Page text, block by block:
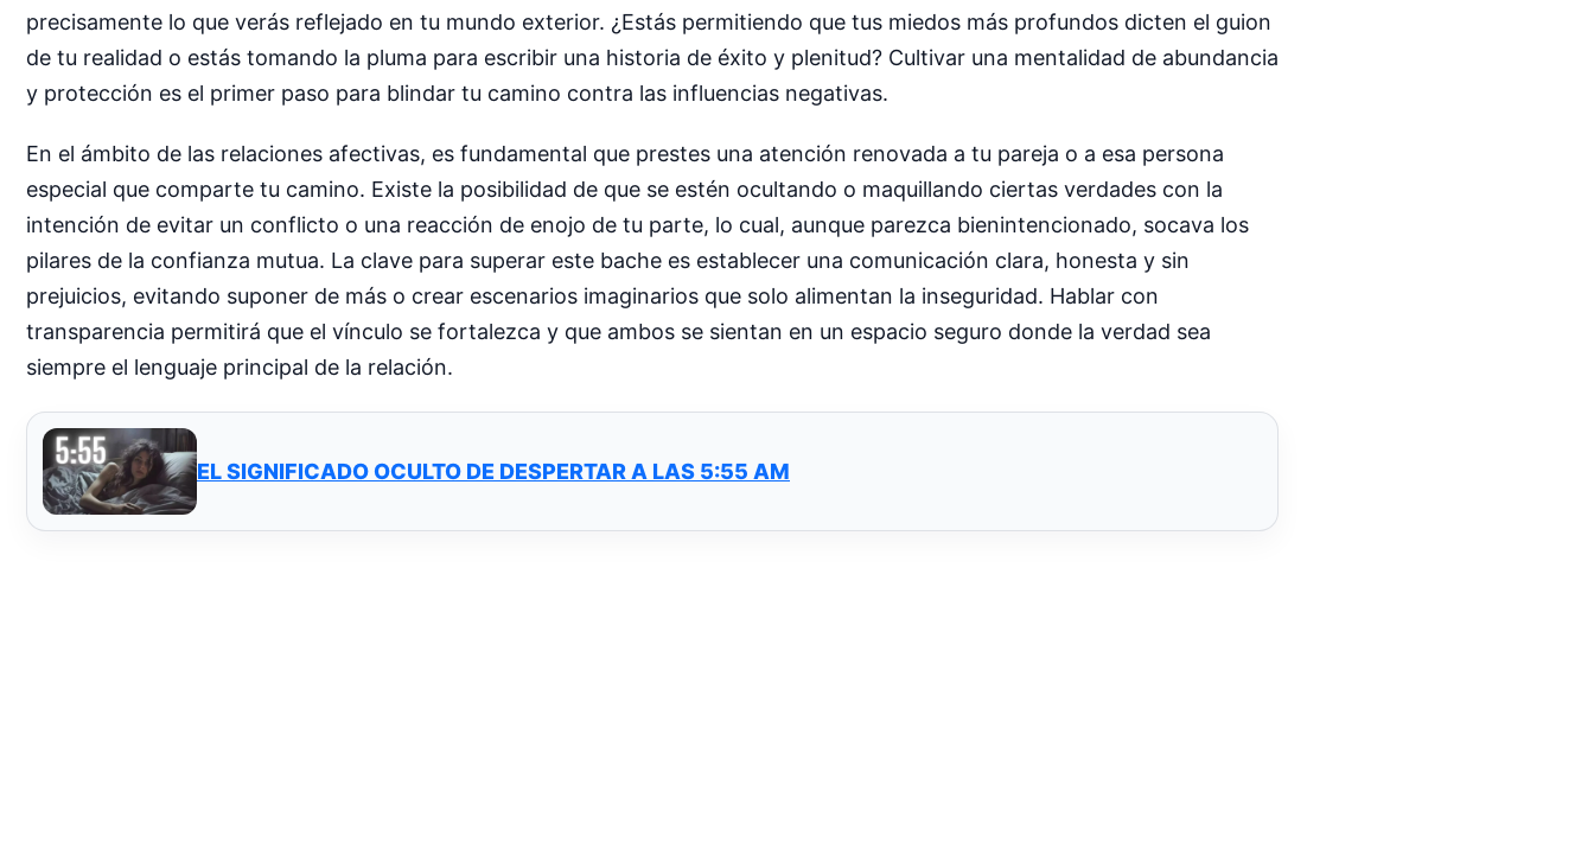
precisamente lo que verás reflejado en tu mundo exterior. ¿Estás permitiendo que tus miedos más profundos dicten el guion
de tu realidad o estás tomando la pluma para escribir una historia de éxito y plenitud? Cultivar una mentalidad de abundancia
y protección es el primer paso para blindar tu camino contra las influencias negativas.
En el ámbito de las relaciones afectivas, es fundamental que prestes una atención renovada a tu pareja o a esa persona
especial que comparte tu camino. Existe la posibilidad de que se estén ocultando o maquillando ciertas verdades con la
intención de evitar un conflicto o una reacción de enojo de tu parte, lo cual, aunque parezca bienintencionado, socava los
pilares de la confianza mutua. La clave para superar este bache es establecer una comunicación clara, honesta y sin
prejuicios, evitando suponer de más o crear escenarios imaginarios que solo alimentan la inseguridad. Hablar con
transparencia permitirá que el vínculo se fortalezca y que ambos se sientan en un espacio seguro donde la verdad sea
siempre el lenguaje principal de la relación.
EL SIGNIFICADO OCULTO DE DESPERTAR A LAS 5:55 AM